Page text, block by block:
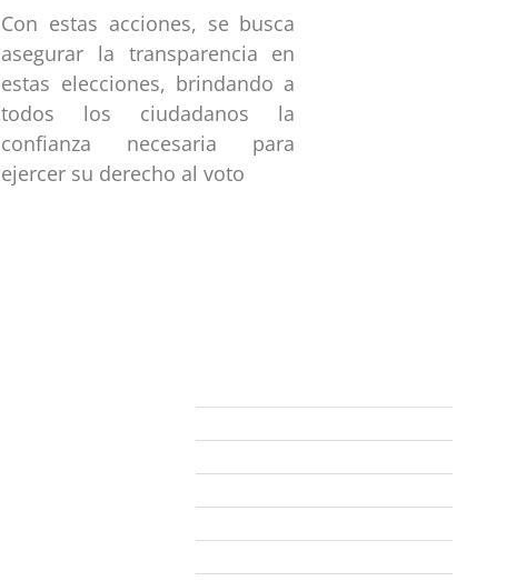
Con estas acciones, se busca
asegurar la transparencia en
estas elecciones, brindando a
todos los ciudadanos la
confianza necesaria para
ejercer su derecho al voto
Webmail
Zamora
Yantzaza
Centinela del Cóndor
El Pangui
Palanda